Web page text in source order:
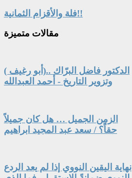
فلة والأقزام الثمانية!!
مقالات متميزة
الدكتور فاضل البرّاك ..(أبو رغيف )
وتزوير التاريخ - أحمد العبدالله
الزمن الجميل … هل كان جميلاً
حقاً؟ / سعد عبد المجيد ابراهيم
نهاية اليقين النووي إذا لم يعد الردع